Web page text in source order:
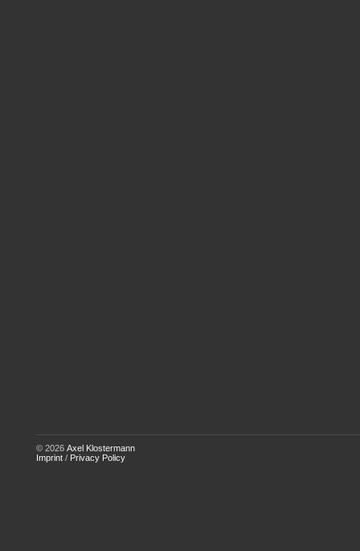
© 2026 Axel Klostermann
Imprint / Privacy Policy